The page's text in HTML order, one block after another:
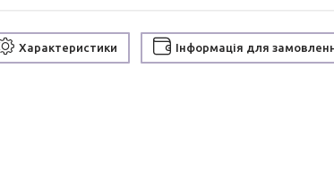
Характеристики Інформація для